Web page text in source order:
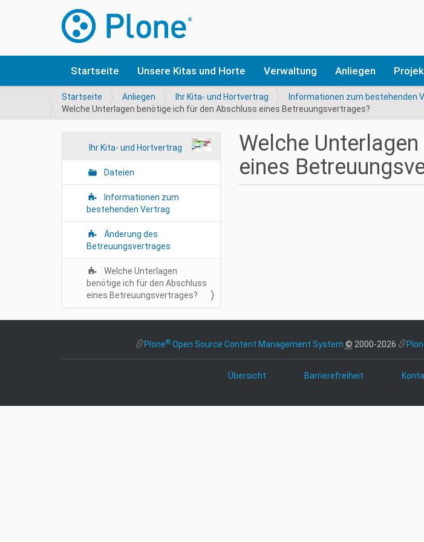
Startseite Unsere Kitas und Horte Verwaltung Anliegen
S
i
Startseite Anliegen Ihr Kita- und Hortvertrag Informationen zum bestehenden
Welche Unterlagen benötige ich für den Abschluss eines Betreuungsvertrages?
a
a
Ihr Kita- und Hortvertrag
Dateien
Informationen zum
bestehenden Vertrag
Änderung des
Betreuungsvertrages
Welche Unterlagen
benötige ich für den Abschluss
eines Betreuungsvertrages?
Welche
eines
Plone®Open Source Content Management System © 2000-2026
Übersicht Barrierefreiheit